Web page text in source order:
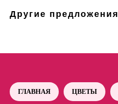
Другие предложения
ГЛАВНАЯ ЦВЕТЫ